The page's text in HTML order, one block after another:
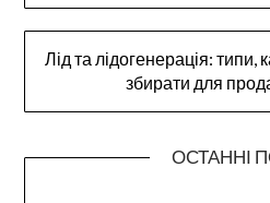
Лід та лідогенерація: типи,
збирати для
ОСТАННІ